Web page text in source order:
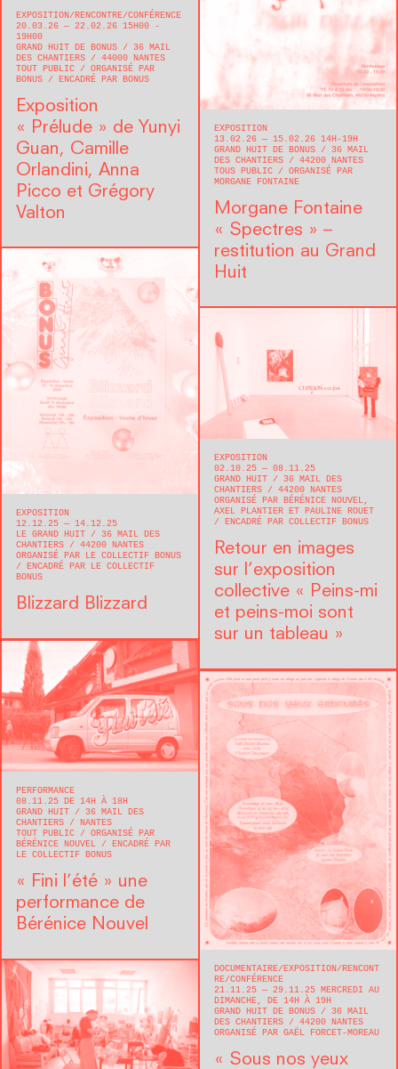
EXPOSITION
RENCONTRE/CONFÉRENCE
20.03.26 — 22.02.26 15H00 -
19H00
GRAND HUIT DE BONUS
36 MAIL
DES CHANTIERS
44000 NANTES
TOUT PUBLIC
ORGANISÉ PAR
BONUS
ENCADRÉ PAR BONUS
Exposition
« Prélude » de Yunyi
Guan, Camille
Orlandini, Anna
Picco et Grégory
Valton
EXPOSITION
13.02.26 — 15.02.26 14H-19H
GRAND HUIT DE BONUS
36 MAIL
DES CHANTIERS
44200 NANTES
TOUS PUBLIC
ORGANISÉ PAR
MORGANE FONTAINE
Morgane Fontaine
« Spectres » –
restitution au Grand
Huit
EXPOSITION
12.12.25 — 14.12.25
LE GRAND HUIT
36 MAIL DES
CHANTIERS
44200 NANTES
ORGANISÉ PAR LE COLLECTIF BONUS
ENCADRÉ PAR LE COLLECTIF
BONUS
Blizzard Blizzard
EXPOSITION
02.10.25 — 08.11.25
GRAND HUIT
36 MAIL DES
CHANTIERS
44200 NANTES
ORGANISÉ PAR BÉRÉNICE NOUVEL,
AXEL PLANTIER ET PAULINE ROUET
ENCADRÉ PAR COLLECTIF BONUS
Retour en images
sur l’exposition
collective « Peins-mi
et peins-moi sont
sur un tableau »
PERFORMANCE
08.11.25 DE 14H À 18H
GRAND HUIT
36 MAIL DES
CHANTIERS
NANTES
TOUT PUBLIC
ORGANISÉ PAR
BÉRÉNICE NOUVEL
ENCADRÉ PAR
LE COLLECTIF BONUS
« Fini l’été » une
performance de
Bérénice Nouvel
DOCUMENTAIRE EXPOSITION
RENCONT
RE/CONFÉRENCE
21.11.25 — 29.11.25 MERCREDI AU
DIMANCHE, DE 14H À 19H
GRAND HUIT DE BONUS
36 MAIL
DES CHANTIERS
44200 NANTES
ORGANISÉ PAR GAËL FORCET-MOREAU
« Sous nos yeux